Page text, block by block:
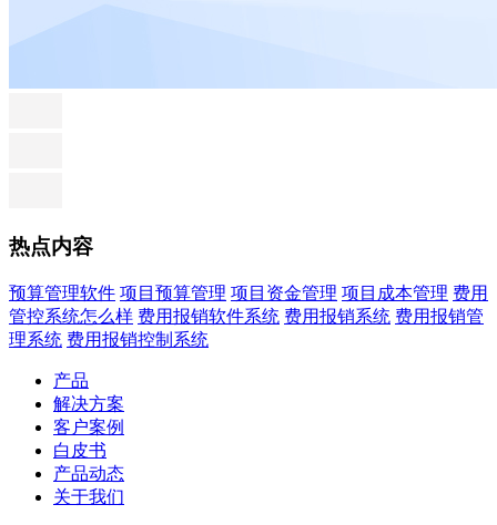
热点内容
预算管理软件 项目预算管理 项目资金管理 项目成本管理 费用
管控系统怎么样 费用报销软件系统 费用报销系统 费用报销管
理系统 费用报销控制系统
产品
解决方案
客户案例
白皮书
产品动态
关于我们